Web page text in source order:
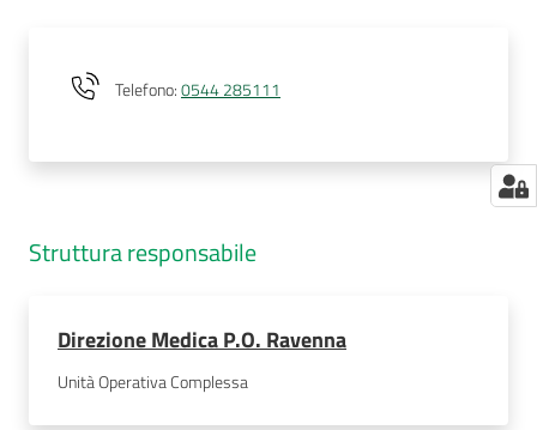
Telefono:0544 285111
Struttura responsabile
Direzione Medica P.O. Ravenna
Unità Operativa Complessa